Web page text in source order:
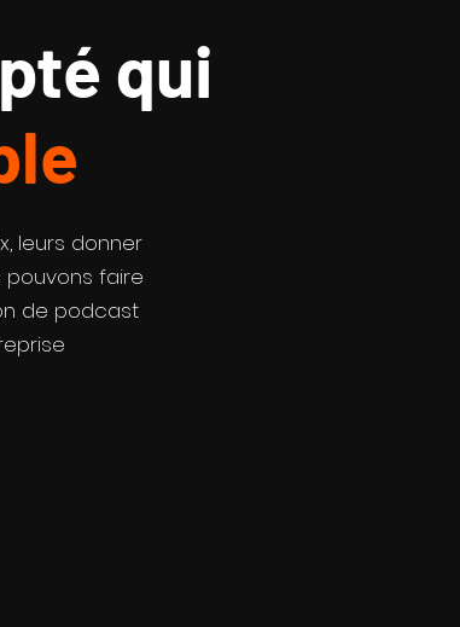
qui
leurs donner
pouvons faire
de podcast